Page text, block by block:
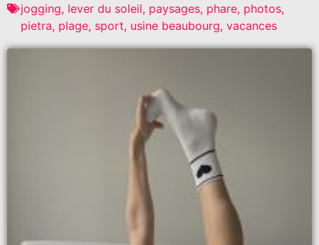
jogging, lever du soleil, paysages, phare, photos,
pietra, plage, sport, usine beaubourg, vacances